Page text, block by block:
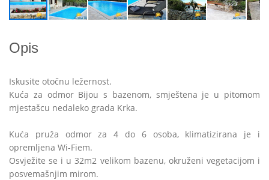
Opis
Iskusite otočnu ležernost.
Kuća za odmor Bijou s bazenom, smještena je u pitomom
mjestašcu nedaleko grada Krka.
Kuća pruža odmor za 4 do 6 osoba, klimatizirana je i
opremljena Wi-Fiem.
Osvježite se i u 32m2 velikom bazenu, okruženi vegetacijom i
posvemašnjim mirom.